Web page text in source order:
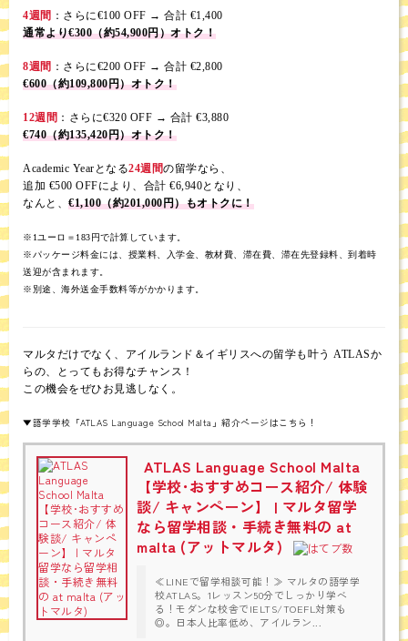
4週間 ：さらに€100 OFF → 合計 €1,400
通常より€300（約54,900円）オトク！
8週間 ：さらに€200 OFF → 合計 €2,800
€600（約109,800円）オトク！
12週間 ：さらに€320 OFF → 合計 €3,880
€740（約135,420円）オトク！
Academic Yearとなる24週間の留学なら、
追加 €500 OFFにより、合計 €6,940となり、
なんと、 €1,100（約201,000円）もオトクに！
※1ユーロ＝183円で計算しています。
※パッケージ料金には、授業料、入学金、教材費、滞在費、滞在先登録料、到着時
送迎が含まれます。
※別途、海外送金手数料等がかかります。
マルタだけでなく、アイルランド＆イギリスへの留学も叶う ATLASか
らの、とってもお得なチャンス！
この機会をぜひお見逃しなく。
▼語学学校「ATLAS Language School Malta」紹介ページはこちら！
ATLAS Language School Malta
【学校･おすすめコース紹介/ 体験
談/ キャンペーン】 | マルタ留学
なら留学相談・手続き無料の at
malta (アットマルタ)
≪LINEで留学相談可能！≫ マルタの語学学
校ATLAS。1レッスン50分でしっかり学べ
る！モダンな校舎でIELTS/TOEFL対策も
◎。日本人比率低め、アイルラン...